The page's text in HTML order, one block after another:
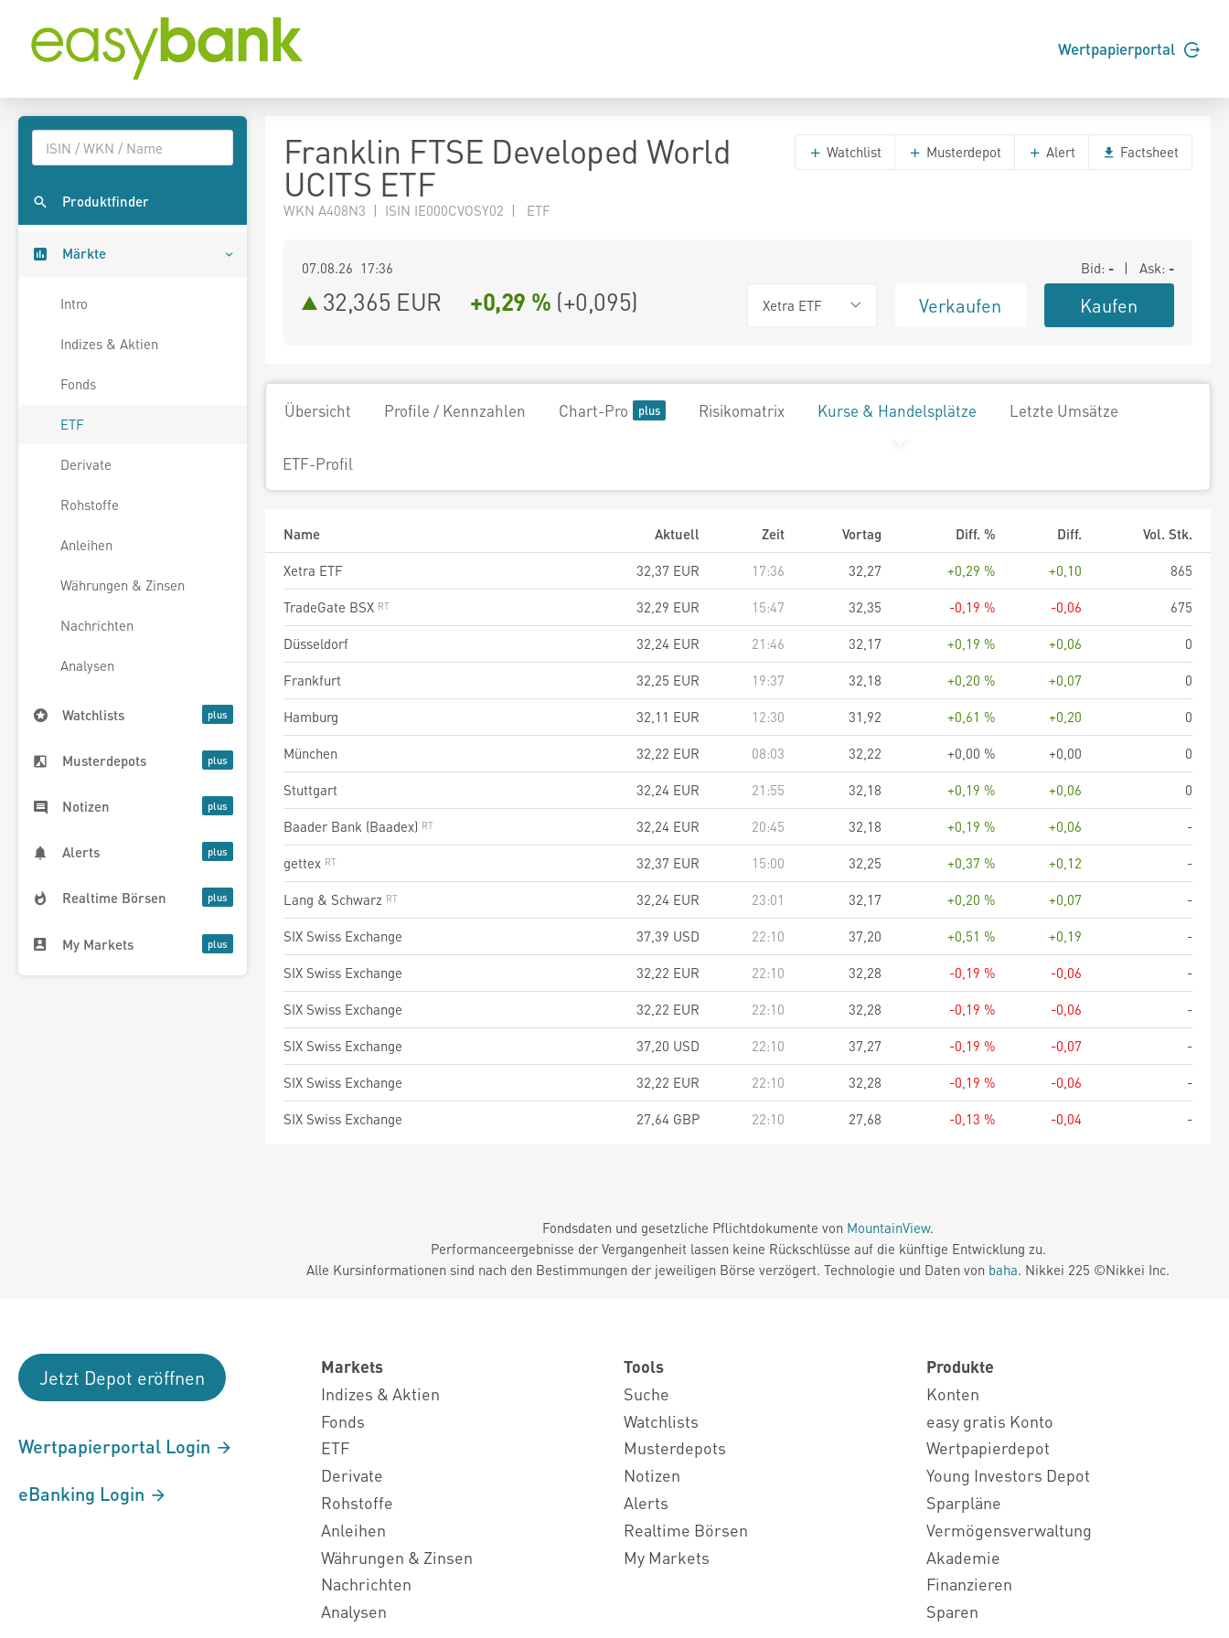
Wertpapierportal
Produktfinder
Märkte
Intro
Indizes & Aktien
Fonds
ETF
Derivate
Rohstoffe
Anleihen
Währungen & Zinsen
Nachrichten
Analysen
Watchlists
Musterdepots
Notizen
Alerts
Realtime Börsen
My Markets
Franklin FTSE Developed World
UCITS ETF
WKN A408N3 | ISIN IE000CVOSY02 | ETF
Watchlist Musterdepot Alert Factsheet
07.08.26 17:36 Bid: - | Ask: -
32,365 EUR +0,29 % (+0,095) Xetra ETF Verkaufen Kaufen
Übersicht Profile / Kennzahlen Chart-Pro Risikomatrix Kurse & Handelsplätze Letzte Umsätze
ETF-Profil
Name Aktuell Zeit Vortag Diff. % Diff.
Vol. Stk.
Xetra ETF
32,37 EUR 17:36 32,27 +0,29 % +0,10
865
TradeGate BSX
32,29 EUR 15:47 32,35 -0,19 % -0,06
675
Düsseldorf
32,24 EUR 21:46 32,17 +0,19 % +0,06
0
Frankfurt
32,25 EUR 19:37 32,18 +0,20 % +0,07
0
Hamburg
32,11 EUR 12:30 31,92 +0,61 % +0,20
0
München
32,22 EUR 08:03 32,22 +0,00 % +0,00
0
Stuttgart
32,24 EUR 21:55 32,18 +0,19 % +0,06
0
Baader Bank (Baadex)
32,24 EUR 20:45 32,18 +0,19 % +0,06
-
gettex
32,37 EUR 15:00 32,25 +0,37 % +0,12
-
Lang & Schwarz
32,24 EUR 23:01 32,17 +0,20 % +0,07
-
SIX Swiss Exchange
37,39 USD 22:10 37,20 +0,51 % +0,19
-
SIX Swiss Exchange
32,22 EUR 22:10 32,28 -0,19 % -0,06
-
SIX Swiss Exchange
32,22 EUR 22:10 32,28 -0,19 % -0,06
-
SIX Swiss Exchange
37,20 USD 22:10 37,27 -0,19 % -0,07
-
SIX Swiss Exchange
32,22 EUR 22:10 32,28 -0,19 % -0,06
-
SIX Swiss Exchange
27,64 GBP 22:10 27,68 -0,13 % -0,04 -
Fondsdaten und gesetzliche Pflichtdokumente von MountainView.
Performanceergebnisse der Vergangenheit lassen keine Rückschlüsse auf die künftige Entwicklung zu.
Alle Kursinformationen sind nach den Bestimmungen der jeweiligen Börse verzögert. Technologie und Daten von baha. Nikkei 225 ©Nikkei Inc.
Jetzt Depot eröffnen
Wertpapierportal Login
eBanking Login
Markets
Indizes & Aktien
Fonds
ETF
Derivate
Rohstoffe
Anleihen
Währungen & Zinsen
Nachrichten
Analysen
Tools
Suche
Watchlists
Musterdepots
Notizen
Alerts
Realtime Börsen
My Markets
Produkte
Konten
easy gratis Konto
Wertpapierdepot
Young Investors Depot
Sparpläne
Vermögensverwaltung
Akademie
Finanzieren
Sparen